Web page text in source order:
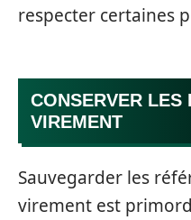
respecter certaines
CONSERVER LES
VIREMENT
Sauvegarder les
virement est